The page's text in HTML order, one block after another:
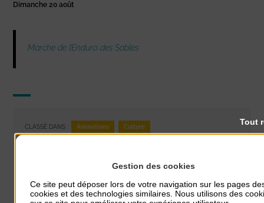
Dimanche 20 août
Marche de l’Enduro des Sables
CLASSÉ DANS : Animations Culture
Gestion des cookies
Ce site peut déposer lors de votre navigation sur les pages
cookies et des technologies similaires. Nous utilisons des
Tout